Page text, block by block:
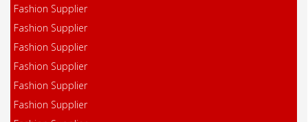
Fashion Supplier
Fashion Supplier
Fashion Supplier
Fashion Supplier
Fashion Supplier
Fashion Supplier